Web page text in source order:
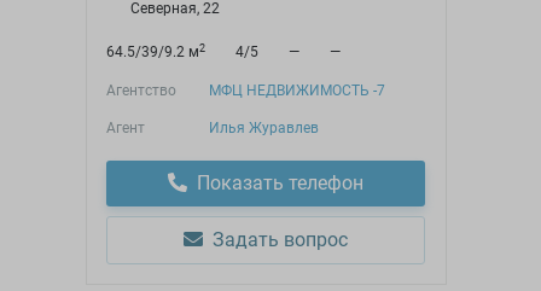
Северная, 22
64.5/39/9.2 м2 4/5 — —
Агентство МФЦ НЕДВИЖИМОСТЬ -7
Агент Илья Журавлев
Показать телефон
Задать вопрос